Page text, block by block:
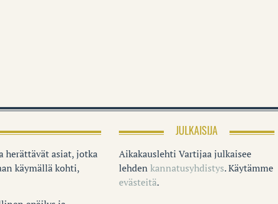
herättävät asiat, jotka
käymällä kohti,
JULKAISIJA
Aikakauslehti Vartijaa julkaisee
lehden kannatusyhdistys. Käytämme
evästeitä.